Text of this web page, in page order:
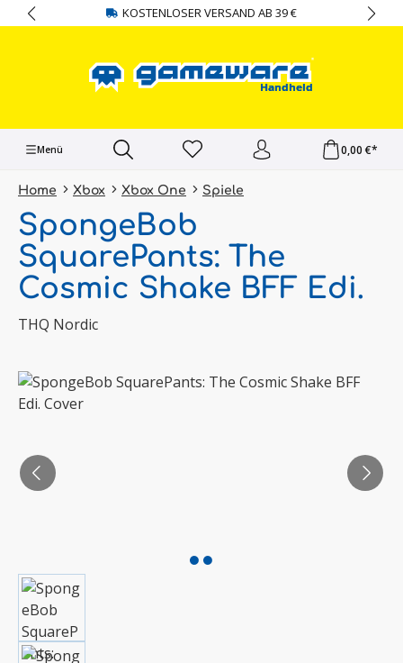
springen KOSTENLOSER VERSAND AB 39 €
Menü 0,00 €*
Home Xbox Xbox One Spiele
SpongeBob
SquarePants: The
Cosmic Shake BFF Edi.
THQ Nordic
Bildergalerie überspringen